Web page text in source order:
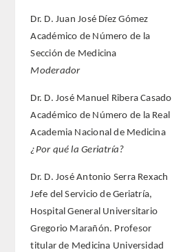
Dr. D. Juan José Díez Gómez
Académico de Número de la
Sección de Medicina
Moderador
Dr. D. José Manuel Ribera Casado
Académico de Número de la Real
Academia Nacional de Medicina
¿Por qué la Geriatría?
Dr. D. José Antonio Serra Rexach
Jefe del Servicio de Geriatría,
Hospital General Universitario
Gregorio Marañón. Profesor
titular de Medicina Universidad